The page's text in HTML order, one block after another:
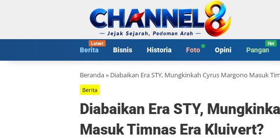
Berita Bisnis Historia Foto Opini Pangan
Beranda» Diabaikan Era STY, Mungkinkah Cyrus Margono Masuk
Berita
Diabaikan Era STY,
Masuk Timnas Era Kluivert?